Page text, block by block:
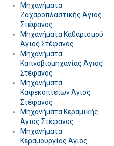
Μηχανήματα
Ζαχαροπλαστικής Άγιος
Στέφανος
Μηχανήματα Καθαρισμού
Άγιος Στέφανος
Μηχανήματα
Καπνοβιομηχανίας Άγιος
Στέφανος
Μηχανήματα
Καφεκοπτείων Άγιος
Στέφανος
Μηχανήματα Κεραμικής
Άγιος Στέφανος
Μηχανήματα
Κεραμουργίας Άγιος